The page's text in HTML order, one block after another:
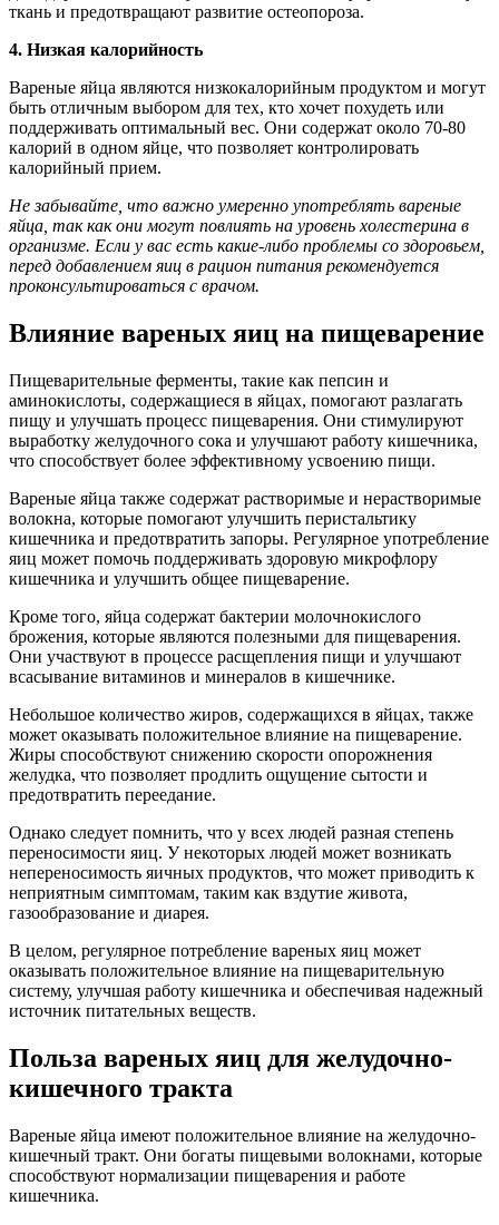
ткань и предотвращают развитие остеопороза.
4. Низкая калорийность
Вареные яйца являются низкокалорийным продуктом и могут
быть отличным выбором для тех, кто хочет похудеть или
поддерживать оптимальный вес. Они содержат около 70-80
калорий в одном яйце, что позволяет контролировать
калорийный прием.
Не забывайте, что важно умеренно употреблять вареные
яйца, так как они могут повлиять на уровень холестерина в
организме. Если у вас есть какие-либо проблемы со здоровьем,
перед добавлением яиц в рацион питания рекомендуется
проконсультироваться с врачом.
Влияние вареных яиц на пищеварение
Пищеварительные ферменты, такие как пепсин и
аминокислоты, содержащиеся в яйцах, помогают разлагать
пищу и улучшать процесс пищеварения. Они стимулируют
выработку желудочного сока и улучшают работу кишечника,
что способствует более эффективному усвоению пищи.
Вареные яйца также содержат растворимые и нерастворимые
волокна, которые помогают улучшить перистальтику
кишечника и предотвратить запоры. Регулярное употребление
яиц может помочь поддерживать здоровую микрофлору
кишечника и улучшить общее пищеварение.
Кроме того, яйца содержат бактерии молочнокислого
брожения, которые являются полезными для пищеварения.
Они участвуют в процессе расщепления пищи и улучшают
всасывание витаминов и минералов в кишечнике.
Небольшое количество жиров, содержащихся в яйцах, также
может оказывать положительное влияние на пищеварение.
Жиры способствуют снижению скорости опорожнения
желудка, что позволяет продлить ощущение сытости и
предотвратить переедание.
Однако следует помнить, что у всех людей разная степень
переносимости яиц. У некоторых людей может возникать
непереносимость яичных продуктов, что может приводить к
неприятным симптомам, таким как вздутие живота,
газообразование и диарея.
В целом, регулярное потребление вареных яиц может
оказывать положительное влияние на пищеварительную
систему, улучшая работу кишечника и обеспечивая надежный
источник питательных веществ.
Польза вареных яиц для желудочно-
кишечного тракта
Вареные яйца имеют положительное влияние на желудочно-
кишечный тракт. Они богаты пищевыми волокнами, которые
способствуют нормализации пищеварения и работе
кишечника.